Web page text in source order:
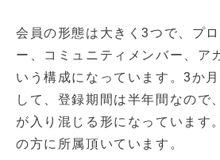
会員の形態は大きく3つで、プ
ー、コミュニティメンバー、ア
いう構成になっています。3か
して、登録期間は半年間なので
が入り混じる形になっています
の方に所属頂いています。